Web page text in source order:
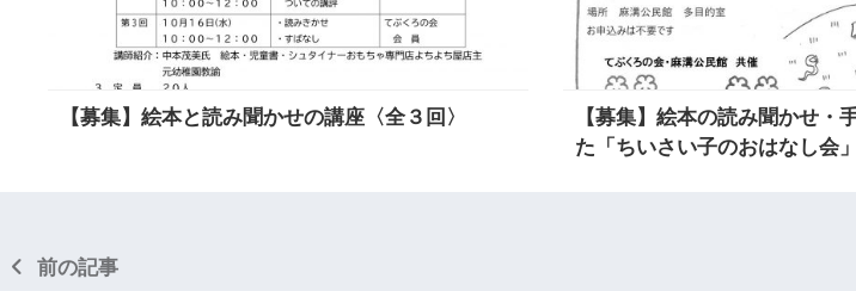
【募集】絵本と読み聞かせの講座〈全３回〉
【募集】絵本の読み聞かせ・
た「ちいさい子のおはなし会」
前の記事